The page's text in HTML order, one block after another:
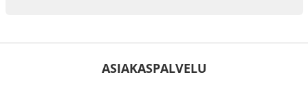
ASIAKASPALVELU